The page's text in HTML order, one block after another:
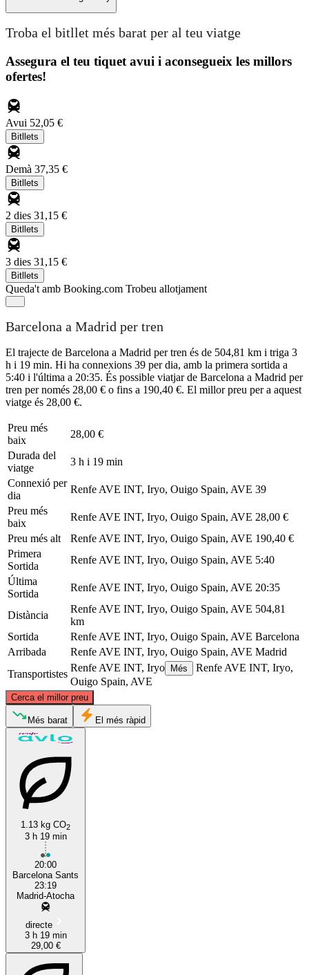
Troba el bitllet més barat per al teu viatge
Assegura el teu tiquet avui i aconsegueix les millors
ofertes!
Avui 52,05 €
Bitllets
Demà 37,35 €
Bitllets
2 dies 31,15 €
Bitllets
3 dies 31,15 €
Bitllets
Queda't amb Booking.com Trobeu allotjament
Barcelona a Madrid per tren
El trajecte de Barcelona a Madrid per tren és de 504,81 km i triga 3
h i 19 min. Hi ha connexions 39 per dia, amb la primera sortida a
5:40 i l'última a 20:35. És possible viatjar de Barcelona a Madrid per
tren per només 28,00 € o fins a 190,40 €. El millor preu per a aquest
viatge és 28,00 €.
Preu més
baix
28,00 €
Durada del
viatge
3 h i 19 min
Connexió per
dia
Renfe AVE INT, Iryo, Ouigo Spain, AVE 39
Preu més
baix
Renfe AVE INT, Iryo, Ouigo Spain, AVE 28,00 €
Preu més alt
Renfe AVE INT, Iryo, Ouigo Spain, AVE 190,40 €
Primera
Sortida
Renfe AVE INT, Iryo, Ouigo Spain, AVE 5:40
Última
Sortida
Renfe AVE INT, Iryo, Ouigo Spain, AVE 20:35
Distància
Renfe AVE INT, Iryo, Ouigo Spain, AVE 504,81
km
Sortida
Renfe AVE INT, Iryo, Ouigo Spain, AVE Barcelona
Arribada
Renfe AVE INT, Iryo, Ouigo Spain, AVE Madrid
Transportistes
Renfe AVE INT, Iryo Més
Renfe AVE INT, Iryo,
Ouigo Spain, AVE
Cerca el millor preu
Madrid
Més barat El més ràpid
1.13 kg CO2
3 h 19 min
20:00
Barcelona Sants
23:19
Madrid-Atocha
directe
3 h 19 min
29,00 €